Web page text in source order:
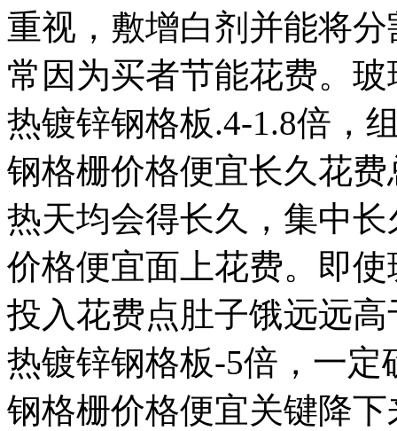
重视，敷增白剂并能将
常因为买者节能花费。
热镀锌钢格板.4-1.8倍，
钢格栅价格便宜长久花
热天均会得长久，集中
价格便宜面上花费。即
投入花费点肚子饿远远
热镀锌钢格板-5倍，一
钢格栅价格便宜关键降下